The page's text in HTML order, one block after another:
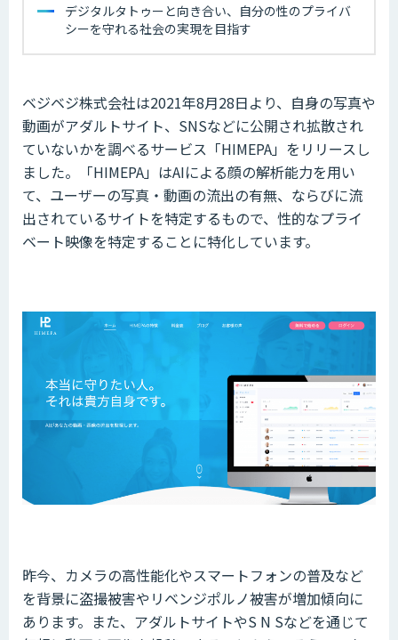
デジタルタトゥーと向き合い、自分の性のプライバ
シーを守れる社会の実現を目指す
ベジベジ株式会社は2021年8月28日より、自身の写真や
動画がアダルトサイト、SNSなどに公開され拡散され
ていないかを調べるサービス「HIMEPA」をリリースし
ました。「HIMEPA」はAIによる顔の解析能力を用い
て、ユーザーの写真・動画の流出の有無、ならびに流
出されているサイトを特定するもので、性的なプライ
ベート映像を特定することに特化しています。
昨今、カメラの高性能化やスマートフォンの普及など
を背景に盗撮被害やリベンジポルノ被害が増加傾向に
あります。また、アダルトサイトやS N Sなどを通じて